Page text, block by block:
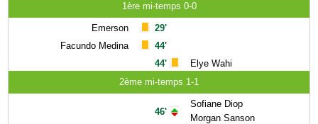
1ère mi-temps 0-0
Emerson
Facundo Medina
29'
44'
44'
Elye Wahi
2ème mi-temps 1-1
46'
Sofiane Diop
Morgan Sanson